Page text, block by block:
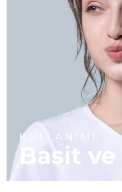
KULLANIMI
Basit